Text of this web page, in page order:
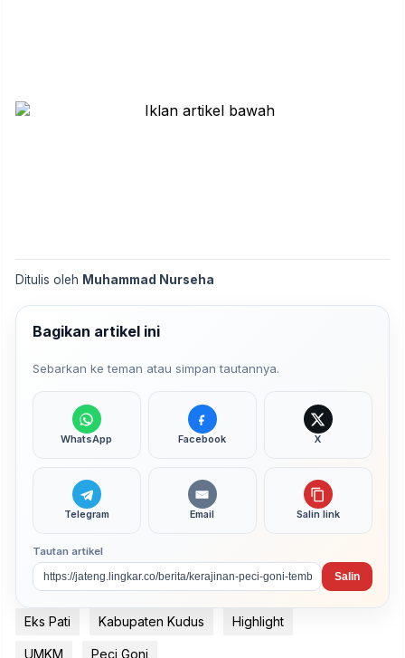
Ditulis oleh Muhammad Nurseha
Bagikan artikel ini
Sebarkan ke teman atau simpan tautannya.
WhatsApp Facebook X
Telegram Email Salin link
Tautan artikel
Salin
Eks Pati Kabupaten Kudus Highlight
UMKM Peci Goni